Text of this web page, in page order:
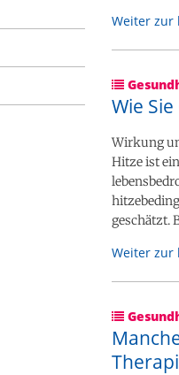
Weiter zur
Wie
Wirkung
Hitze ist
geschätzt.
Weiter zur